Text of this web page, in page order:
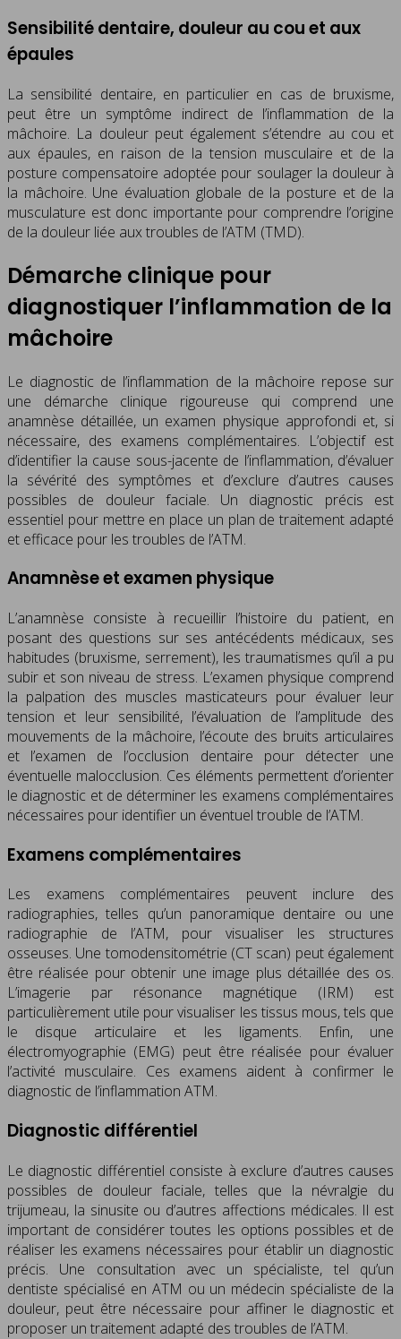
Sensibilité dentaire, douleur au cou et aux
épaules
La sensibilité dentaire, en particulier en cas de bruxisme,
peut être un symptôme indirect de l’inflammation de la
mâchoire. La douleur peut également s’étendre au cou et
aux épaules, en raison de la tension musculaire et de la
posture compensatoire adoptée pour soulager la douleur à
la mâchoire. Une évaluation globale de la posture et de la
musculature est donc importante pour comprendre l’origine
de la douleur liée aux troubles de l’ATM (TMD).
Démarche clinique pour
diagnostiquer l’inflammation de la
mâchoire
Le diagnostic de l’inflammation de la mâchoire repose sur
une démarche clinique rigoureuse qui comprend une
anamnèse détaillée, un examen physique approfondi et, si
nécessaire, des examens complémentaires. L’objectif est
d’identifier la cause sous-jacente de l’inflammation, d’évaluer
la sévérité des symptômes et d’exclure d’autres causes
possibles de douleur faciale. Un diagnostic précis est
essentiel pour mettre en place un plan de traitement adapté
et efficace pour les troubles de l’ATM.
Anamnèse et examen physique
L’anamnèse consiste à recueillir l’histoire du patient, en
posant des questions sur ses antécédents médicaux, ses
habitudes (bruxisme, serrement), les traumatismes qu’il a pu
subir et son niveau de stress. L’examen physique comprend
la palpation des muscles masticateurs pour évaluer leur
tension et leur sensibilité, l’évaluation de l’amplitude des
mouvements de la mâchoire, l’écoute des bruits articulaires
et l’examen de l’occlusion dentaire pour détecter une
éventuelle malocclusion. Ces éléments permettent d’orienter
le diagnostic et de déterminer les examens complémentaires
nécessaires pour identifier un éventuel trouble de l’ATM.
Examens complémentaires
Les examens complémentaires peuvent inclure des
radiographies, telles qu’un panoramique dentaire ou une
radiographie de l’ATM, pour visualiser les structures
osseuses. Une tomodensitométrie (CT scan) peut également
être réalisée pour obtenir une image plus détaillée des os.
L’imagerie par résonance magnétique (IRM) est
particulièrement utile pour visualiser les tissus mous, tels que
le disque articulaire et les ligaments. Enfin, une
électromyographie (EMG) peut être réalisée pour évaluer
l’activité musculaire. Ces examens aident à confirmer le
diagnostic de l’inflammation ATM.
Diagnostic différentiel
Le diagnostic différentiel consiste à exclure d’autres causes
possibles de douleur faciale, telles que la névralgie du
trijumeau, la sinusite ou d’autres affections médicales. Il est
important de considérer toutes les options possibles et de
réaliser les examens nécessaires pour établir un diagnostic
précis. Une consultation avec un spécialiste, tel qu’un
dentiste spécialisé en ATM ou un médecin spécialiste de la
douleur, peut être nécessaire pour affiner le diagnostic et
proposer un traitement adapté des troubles de l’ATM.